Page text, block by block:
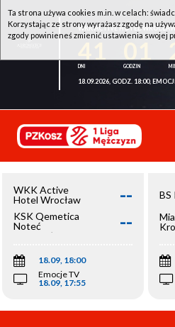
WKK ACTIVE HOTEL
18.09.2026, GODZ. 18:00,
WKK Active
Hotel Wrocław
--
KSK Qemetica
Noteć
Inowrocław
--
18.09, 18:00
Emocje TV
18.09, 17:55
BS
Ta strona używa cookies m.in. w celach:
Korzystając ze strony wyrażasz zgodę na
zgody powinieneś zmienić ustawienia swojej